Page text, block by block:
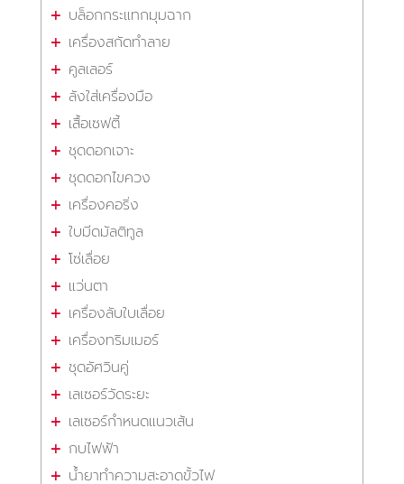
บล็อกกระแทกมุมฉาก
เครื่องสกัดทำลาย
คูลเลอร์
ลังใส่เครื่องมือ
เสื้อเซฟตี้
ชุดดอกเจาะ
ชุดดอกไขควง
เครื่องคอริ่ง
ใบมีดมัลติทูล
โซ่เลื่อย
แว่นตา
เครื่องลับใบเลื่อย
เครื่องทริมเมอร์
ชุดอัศวินคู่
เลเซอร์วัดระยะ
เลเซอร์กำหนดแนวเส้น
กบไฟฟ้า
น้ำยาทำความสะอาดขั้วไฟ